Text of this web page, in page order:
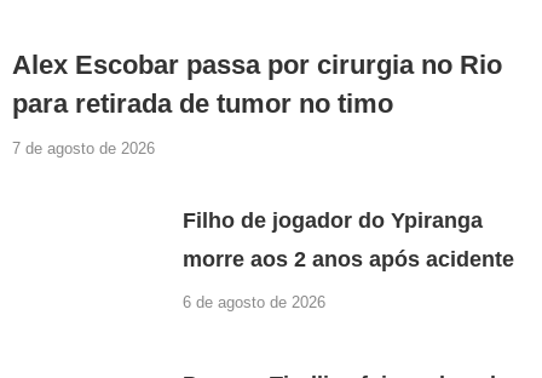
Alex Escobar passa por cirurgia no Rio
para retirada de tumor no timo
7 de agosto de 2026
Filho de jogador do Ypiranga
morre aos 2 anos após acidente
6 de agosto de 2026